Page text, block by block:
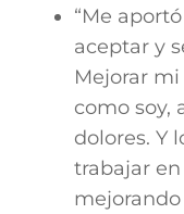
“Me
aceptar y
Mejorar
como soy,
dolores. Y
trabajar